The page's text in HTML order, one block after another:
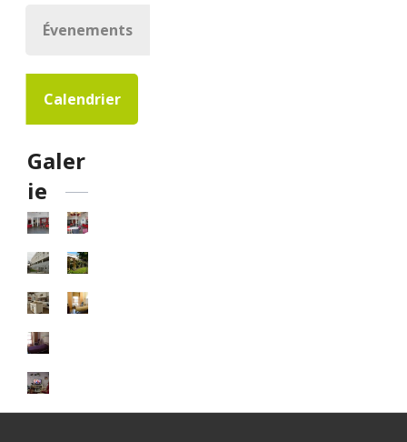
Évenements
Calendrier
Galer
ie